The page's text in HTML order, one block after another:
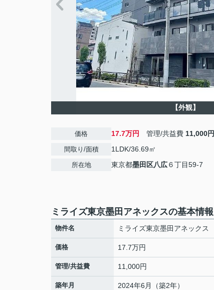
【外観】
価格 17.7万円 管理/共益費 11,000円
間取り/面積 1LDK/36.69㎡
所在地 東京都墨田区八広６丁目59-7
ミライズ東京墨田アネックスの基本情報
物件名 ミライズ東京墨田アネックス
価格 17.7万円
管理/共益費 11,000円
築年月 2024年6月（築2年）